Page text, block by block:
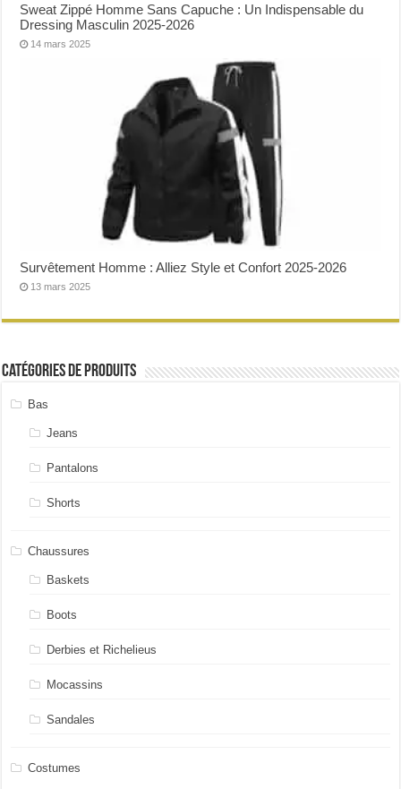
Sweat Zippé Homme Sans Capuche : Un Indispensable du
Dressing Masculin 2025-2026
14 mars 2025
Survêtement Homme : Alliez Style et Confort 2025-2026
13 mars 2025
Catégories de produits
Bas
Jeans
Pantalons
Shorts
Chaussures
Baskets
Boots
Derbies et Richelieus
Mocassins
Sandales
Costumes